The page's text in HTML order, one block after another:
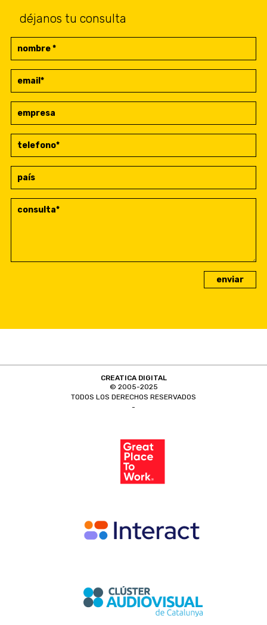
déjanos tu consulta
CREATICA DIGITAL
© 2005-2025
TODOS LOS DERECHOS RESERVADOS
-